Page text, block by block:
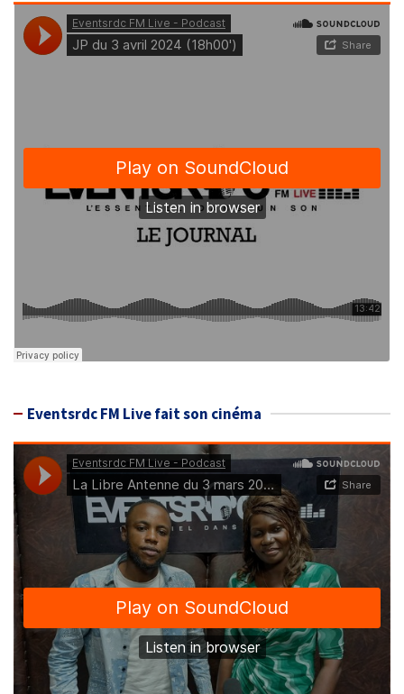
Eventsrdc FM Live fait son cinéma